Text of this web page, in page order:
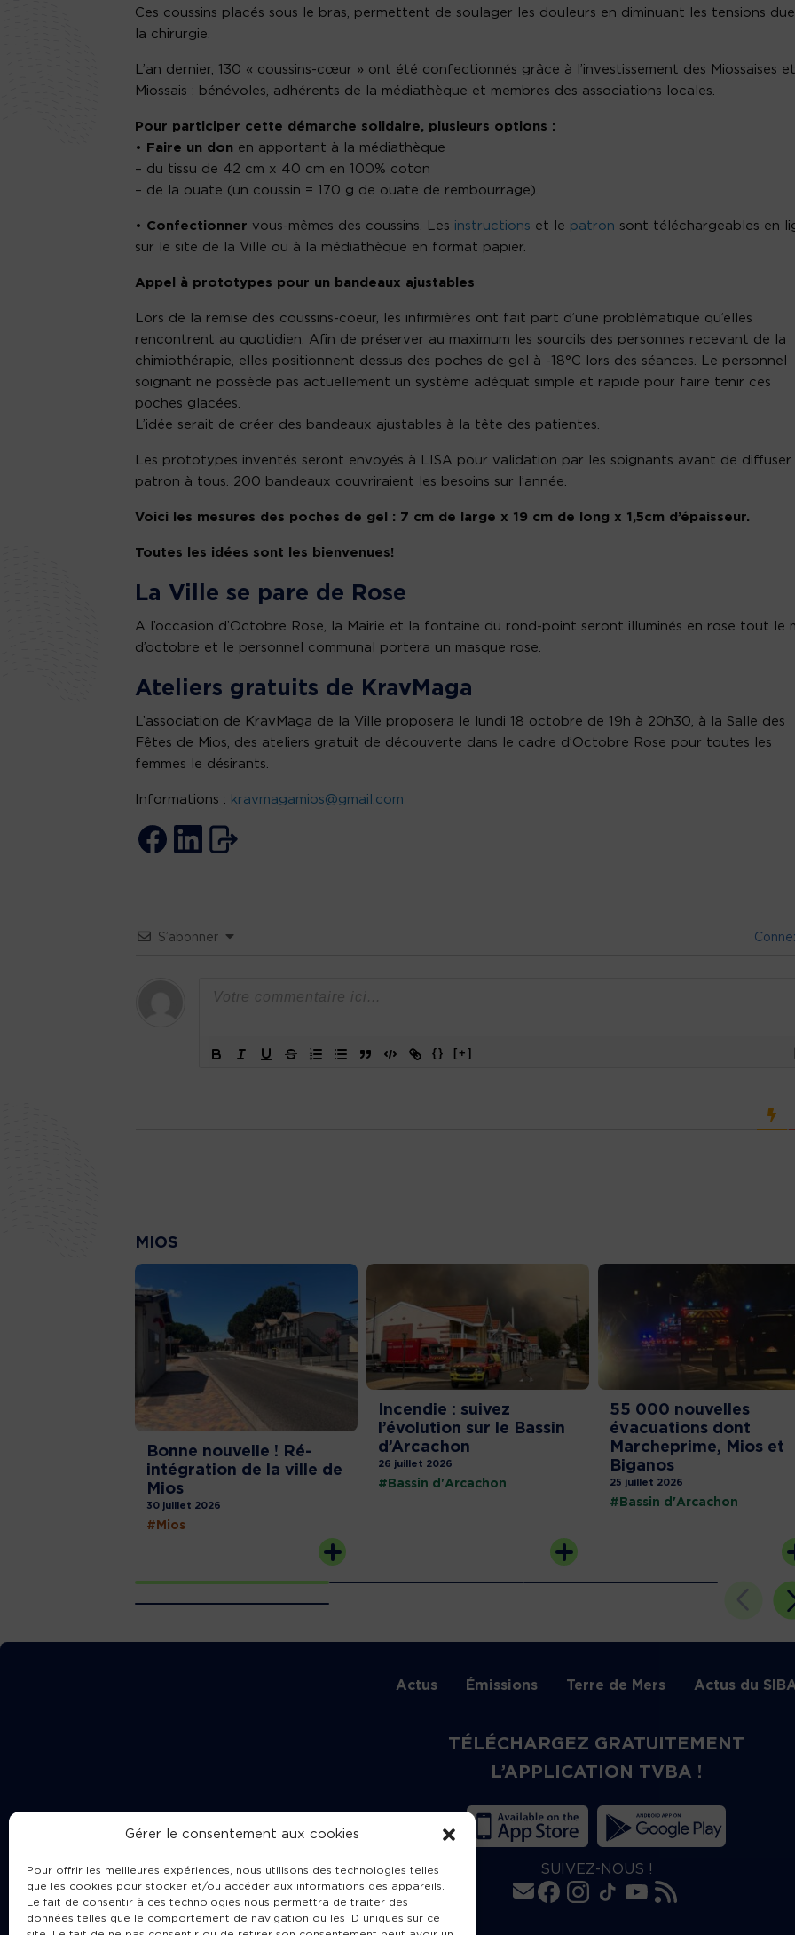
Gérer le consentement aux cookies
Pour offrir les meilleures expériences, nous utilisons des technologies telles
que les cookies pour stocker et/ou accéder aux informations des appareils.
Le fait de consentir à ces technologies nous permettra de traiter des
données telles que le comportement de navigation ou les ID uniques sur ce
Ces coussins placés sous le bras, permettent de soulager les douleurs en diminuant les tensions
la chirurgie.
L’an dernier, 130 « coussins-cœur » ont été confectionnés grâce à l’investissement des Miossaises et
Miossais : bénévoles, adhérents de la médiathèque et membres des associations locales.
Pour participer cette démarche solidaire, plusieurs options :
•
Faire un don en apportant à la médiathèque
– du tissu de 42 cm x 40 cm en 100% coton
– de la ouate (un coussin = 170 g de ouate de rembourrage).
• Confectionner vous-mêmes des coussins. Les instructions et le patron sont téléchargeables en
sur le site de la Ville ou à la médiathèque en format papier.
Appel à prototypes pour un bandeaux ajustables
Lors de la remise des coussins-coeur, les infirmières ont fait part d’une problématique qu’elles
rencontrent au quotidien. Afin de préserver au maximum les sourcils des personnes recevant de la
chimiothérapie, elles positionnent dessus des poches de gel à -18°C lors des séances. Le personnel
soignant ne possède pas actuellement un système adéquat simple et rapide pour faire tenir ces
poches glacées.
L’idée serait de créer des bandeaux ajustables à la tête des patientes.
Les prototypes inventés seront envoyés à LISA pour validation par les soignants avant de diffuser
patron à tous. 200 bandeaux couvriraient les besoins sur l’année.
Voici les mesures des poches de gel : 7 cm de large x 19 cm de long x 1,5cm d’épaisseur.
Toutes les idées sont les bienvenues!
La Ville se pare de Rose
A l’occasion d’Octobre Rose, la Mairie et la fontaine du rond-point seront illuminés en rose tout le
d’octobre et le personnel communal portera un masque rose.
Ateliers gratuits de KravMaga
L’association de KravMaga de la Ville proposera le lundi 18 octobre de 19h à 20h30, à la Salle des
Fêtes de Mios, des ateliers gratuit de découverte dans le cadre d’Octobre Rose pour toutes les
femmes le désirants.
Informations : kravmagamios@gmail.com
S’abonner
{} [+]
MIOS
Bonne nouvelle ! Ré-
intégration de la ville de
Mios
30 juillet 2026
#Mios
Incendie : suivez
l’évolution sur le Bassin
d’Arcachon
26 juillet 2026
#Bassin d'Arcachon
55 000 nouvelles
évacuations dont
Marcheprime, Mios et
Biganos
25 juillet 2026
#Bassin d'Arcachon
Actus Émissions Terre de Mers Actus du
TÉLÉCHARGEZ GRATUITEMENT
L’APPLICATION TVBA !
SUIVEZ-NOUS !